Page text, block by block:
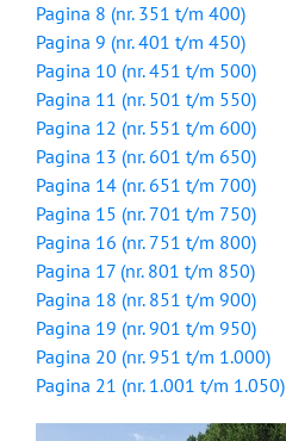
Pagina 8 (nr. 351 t/m 400)
Pagina 9 (nr. 401 t/m 450)
Pagina 10 (nr. 451 t/m 500)
Pagina 11 (nr. 501 t/m 550)
Pagina 12 (nr. 551 t/m 600)
Pagina 13 (nr. 601 t/m 650)
Pagina 14 (nr. 651 t/m 700)
Pagina 15 (nr. 701 t/m 750)
Pagina 16 (nr. 751 t/m 800)
Pagina 17 (nr. 801 t/m 850)
Pagina 18 (nr. 851 t/m 900)
Pagina 19 (nr. 901 t/m 950)
Pagina 20 (nr. 951 t/m 1.000)
Pagina 21 (nr. 1.001 t/m 1.050)